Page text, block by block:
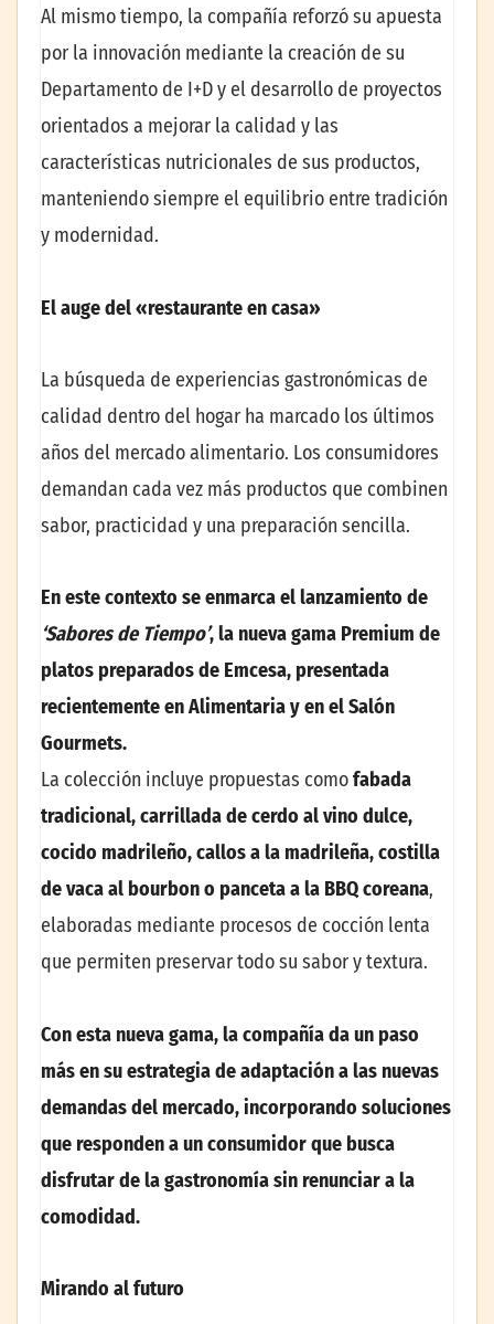
Al mismo tiempo, la compañía reforzó su apuesta
por la innovación mediante la creación de su
Departamento de I+D y el desarrollo de proyectos
orientados a mejorar la calidad y las
características nutricionales de sus productos,
manteniendo siempre el equilibrio entre tradición
y modernidad.
El auge del «restaurante en casa»
La búsqueda de experiencias gastronómicas de
calidad dentro del hogar ha marcado los últimos
años del mercado alimentario. Los consumidores
demandan cada vez más productos que combinen
sabor, practicidad y una preparación sencilla.
En este contexto se enmarca el lanzamiento de
‘Sabores de Tiempo’, la nueva gama Premium de
platos preparados de Emcesa, presentada
recientemente en Alimentaria y en el Salón
Gourmets.
La colección incluye propuestas comofabada
tradicional, carrillada de cerdo al vino dulce,
cocido madrileño, callos a la madrileña, costilla
de vaca al bourbon o panceta a la BBQ coreana,
elaboradas mediante procesos de cocción lenta
que permiten preservar todo su sabor y textura.
Con esta nueva gama, la compañía da un paso
más en su estrategia de adaptación a las nuevas
demandas del mercado, incorporando soluciones
que responden a un consumidor que busca
disfrutar de la gastronomía sin renunciar a la
comodidad.
Mirando al futuro